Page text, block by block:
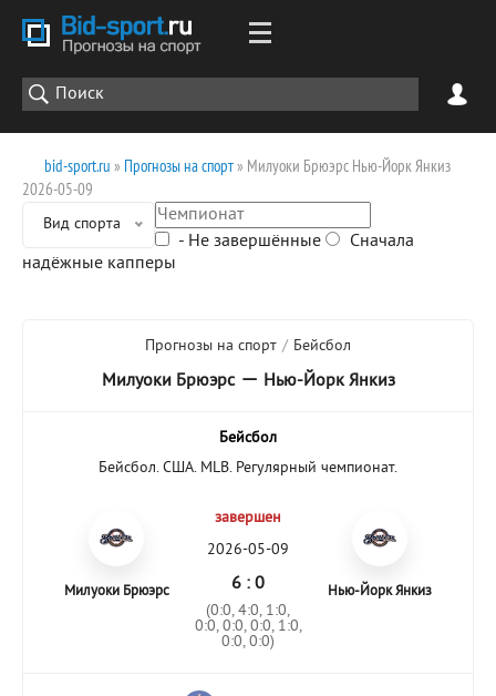
bid-sport.ru » Прогнозы на спорт» Милуоки Брюэрс Нью-Йорк Янкиз
2026-05-09
Вид спорта
- Не завершённые
Сначала
надёжные капперы
Прогнозы на спорт / Бейсбол
Милуоки Брюэрс — Нью-Йорк Янкиз
Бейсбол
Бейсбол. США. MLB. Регулярный чемпионат.
Милуоки Брюэрс
завершен
2026-05-09
6 : 0
(0:0, 4:0, 1:0,
0:0, 0:0, 0:0, 1:0,
0:0, 0:0)
Нью-Йорк Янкиз